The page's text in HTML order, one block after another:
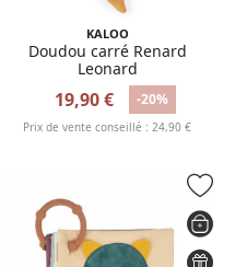
KALOO
Doudou carré Renard
Leonard
19,90 € -20%
Prix de vente conseillé : 24,90 €